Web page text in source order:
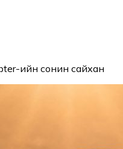
ийн сонин сайхан